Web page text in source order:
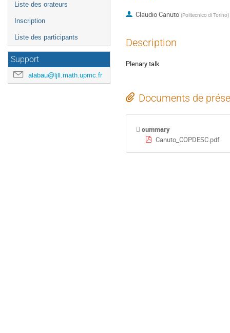
Liste des orateurs
Inscription
Liste des participants
Support
alabau@ljll.math.upmc.fr
Claudio Canuto (Politecnico di Torino)
Description
Plenary talk
Documents de
summary
Canuto_COPDESC.pdf